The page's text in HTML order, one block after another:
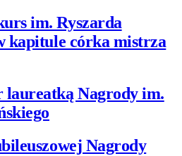
im. Ryszarda
kapitule córka mistrza
laureatką Nagrody im.
Nagrody